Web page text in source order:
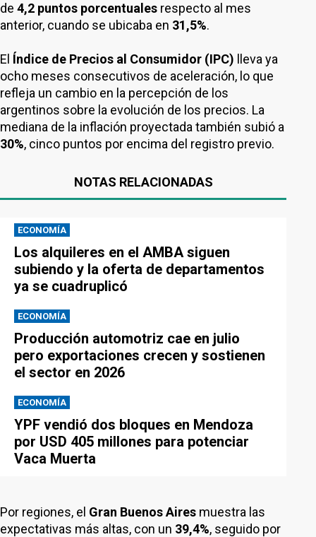
de 4,2 puntos porcentuales respecto al mes
anterior, cuando se ubicaba en 31,5%.
El Índice de Precios al Consumidor (IPC) lleva ya
ocho meses consecutivos de aceleración, lo que
refleja un cambio en la percepción de los
argentinos sobre la evolución de los precios. La
mediana de la inflación proyectada también subió a
30%, cinco puntos por encima del registro previo.
NOTAS RELACIONADAS
ECONOMÍA
Los alquileres en el AMBA siguen
subiendo y la oferta de departamentos
ya se cuadruplicó
ECONOMÍA
Producción automotriz cae en julio
pero exportaciones crecen y sostienen
el sector en 2026
ECONOMÍA
YPF vendió dos bloques en Mendoza
por USD 405 millones para potenciar
Vaca Muerta
Por regiones, el Gran Buenos Aires muestra las
expectativas más altas, con un 39,4%, seguido por